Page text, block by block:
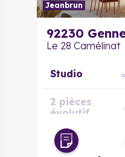
Jeanbrun
92230
Le 28 Camélinat
Studio
2 pièces
évolutif
3 pièces